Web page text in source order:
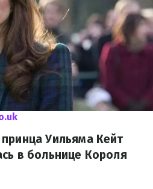
Уильяма Кейт
в больнице Короля